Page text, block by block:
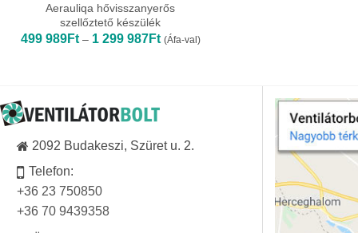
Aerauliqa hővisszanyerős
szellőztető készülék
499 989Ft – 1 299 987FtÁrtartomány:
499
987Ft
(Áfa-val)
2092 Budakeszi, Szüret u. 2.
Telefon:
+36 23 750850
+36 70 9439358